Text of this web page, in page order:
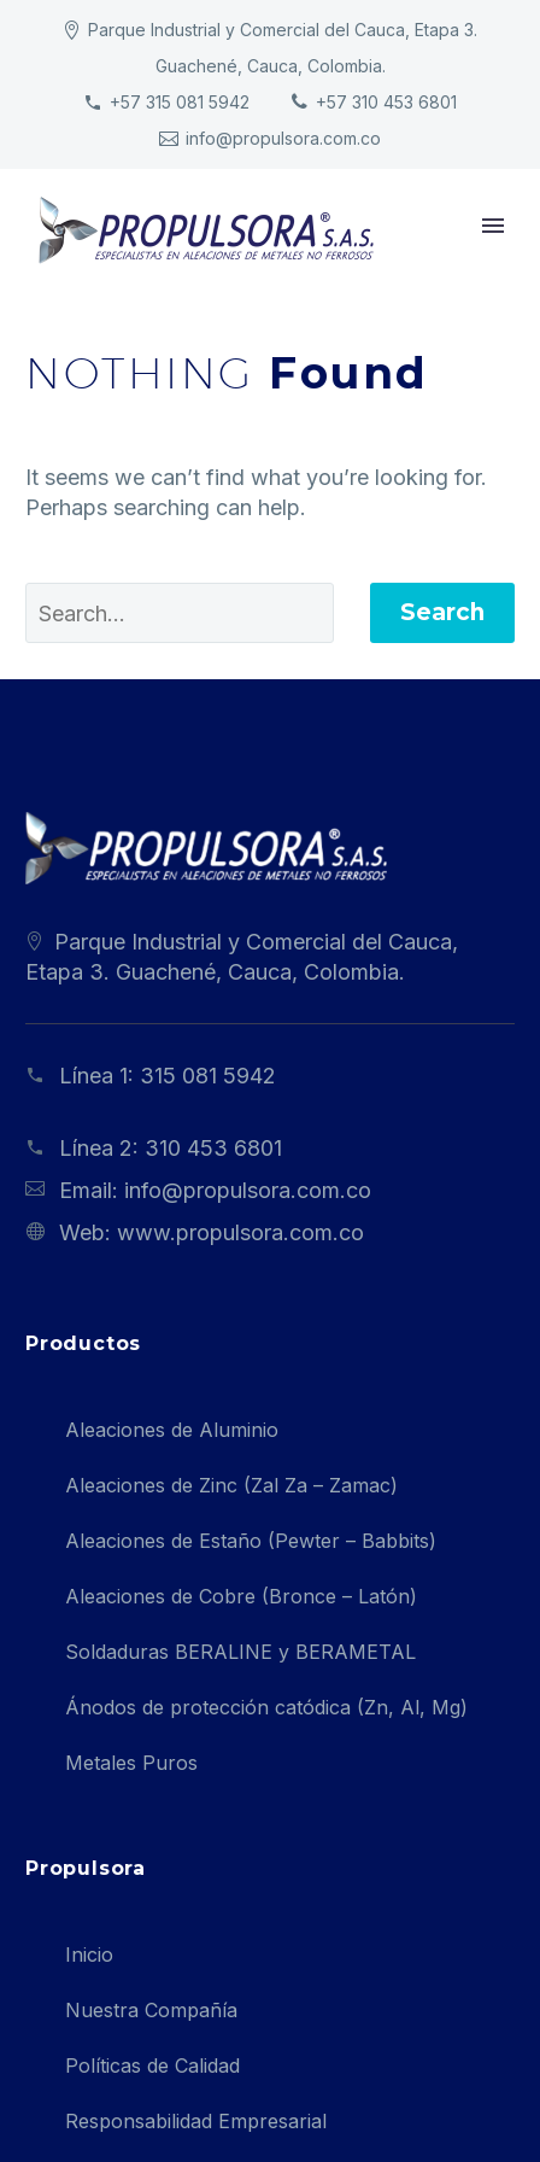
Parque Industrial y Comercial del Cauca, Etapa 3.
Guachené, Cauca, Colombia.
+57 315 081 5942
+57 310 453 6801
info@propulsora.com.co
INICIO
PRODUCTOS
NOTHING Found
It seems we can’t find what you’re looking for.
Perhaps searching can help.
Search
Parque Industrial y Comercial del Cauca,
Etapa 3. Guachené, Cauca, Colombia.
Línea 1: 315 081 5942
Línea 2: 310 453 6801
Email: info@propulsora.com.co
Web: www.propulsora.com.co
Productos
Aleaciones de Aluminio
Aleaciones de Zinc (Zal Za – Zamac)
Aleaciones de Estaño (Pewter – Babbits)
Aleaciones de Cobre (Bronce – Latón)
Soldaduras BERALINE y BERAMETAL
Ánodos de protección catódica (Zn, Al, Mg)
Metales Puros
Propulsora
Inicio
Nuestra Compañía
Políticas de Calidad
Responsabilidad Empresarial